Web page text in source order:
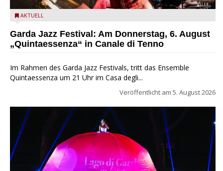
Das Ensemble Quintaessenza zu Gast beim Garda Jazz
AKTUELL
Garda Jazz Festival: Am Donnerstag, 6. August
„Quintaessenza“ in Canale di Tenno
Im Rahmen des Garda Jazz Festivals, tritt das Ensemble
Quintaessenza um 21 Uhr im Casa degli...
Veröffentlicht am 5. August 2026